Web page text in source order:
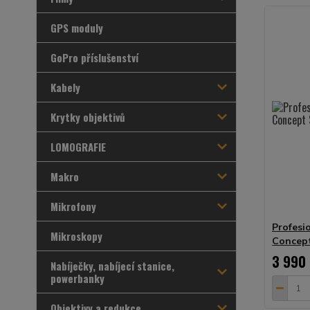
GPS moduly
GoPro příslušenství
Kabely
Krytky objektivů
LOMOGRAFIE
Makro
Mikrofony
Mikroskopy
Nabíječky, nabíjecí stanice,
powerbanky
3 990